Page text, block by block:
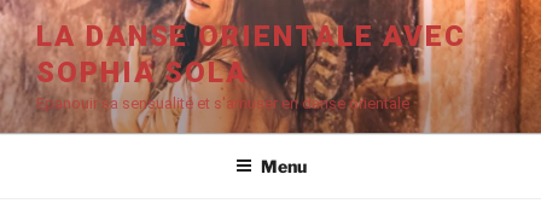
Aller
au
contenu
principal
LA DANSE ORIENTALE AVEC
SOPHIA SOLA
Epanouir sa sensualité et s'amuser en danse orientale
Menu